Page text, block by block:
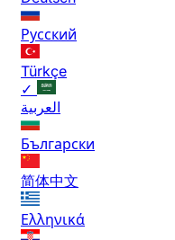
Русский
Türkçe
✓
العربية
Български
简体中文
Ελληνικά